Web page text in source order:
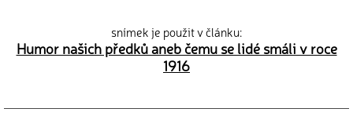
snímek je použit v článku:
Humor našich předků aneb čemu se lidé smáli v roce
1916